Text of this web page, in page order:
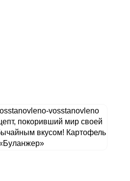
покоривший мир своей
вкусом! Картофель